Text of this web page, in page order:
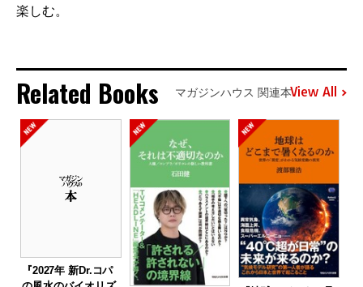
楽しむ。
Related Books マガジンハウス 関連本View All
『2027年 新Dr.コパ